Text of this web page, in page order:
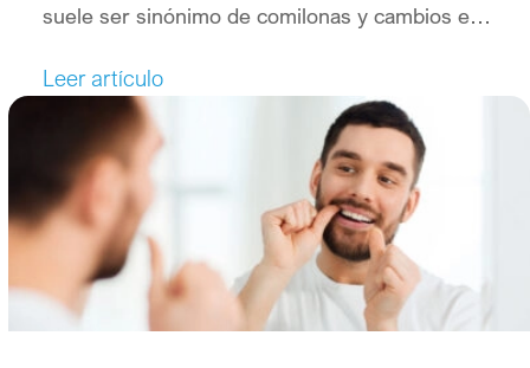
suele ser sinónimo de comilonas y cambios en
personas puede acarrear problemas
gastrointestinales como por ejemplo el
estreñimiento. Para evitarlo, no es necesario
prescindir de esas comidas con amigos y
familiares, pero sí tomar ciertas medidas […]
Leer artículo